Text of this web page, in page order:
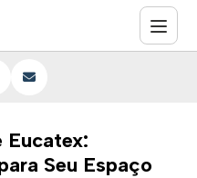
Eucatex: Versatilidade e Estilo para
Eucatex:
Seu Espaço